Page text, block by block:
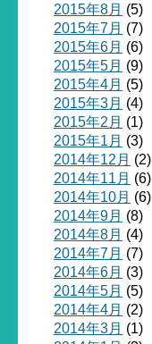
2015年8月 (5)
2015年7月 (7)
2015年6月 (6)
2015年5月 (9)
2015年4月 (5)
2015年3月 (4)
2015年2月 (1)
2015年1月 (3)
2014年12月 (2)
2014年11月 (6)
2014年10月 (6)
2014年9月 (8)
2014年8月 (4)
2014年7月 (7)
2014年6月 (3)
2014年5月 (5)
2014年4月 (2)
2014年3月 (1)